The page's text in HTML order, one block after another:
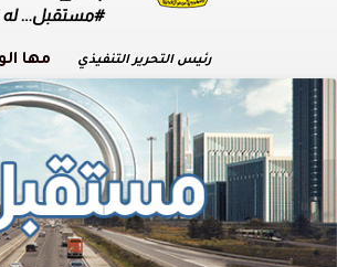
رئيس التحرير التنفيذي مها